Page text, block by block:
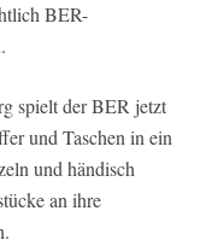
BER-
spielt der BER jetzt
und Taschen in ein
und händisch
an ihre